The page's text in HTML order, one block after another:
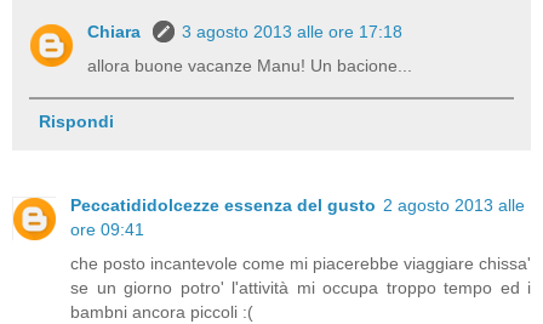
Chiara
3 agosto 2013 alle ore 17:18
allora buone vacanze Manu! Un bacione...
Rispondi
Peccatididolcezze essenza del gusto 2 agosto 2013 alle
ore 09:41
che posto incantevole come mi piacerebbe viaggiare chissa'
se un giorno potro' l'attività mi occupa troppo tempo ed i
bambni ancora piccoli :(